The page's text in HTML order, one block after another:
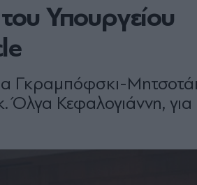
Υπουργείου
Γκραμπόφσκι-
Όλγα Κεφαλογιάννη, για